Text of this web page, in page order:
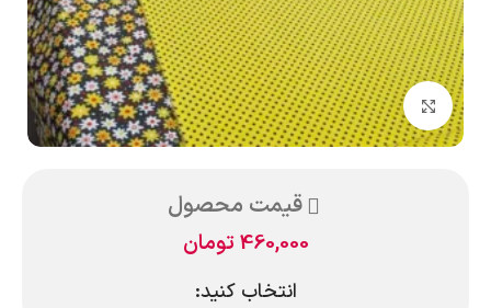
بزرگنمایی تصویر
قیمت محصول
460,000تومان
انتخاب کنید: